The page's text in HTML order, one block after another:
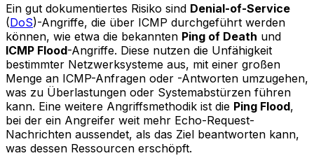
Ein gut dokumentiertes Risiko sind Denial-of-Service
(DoS)-Angriffe, die über ICMP durchgeführt werden
können, wie etwa die bekannten Ping of Death und
ICMP Flood-Angriffe. Diese nutzen die Unfähigkeit
bestimmter Netzwerksysteme aus, mit einer großen
Menge an ICMP-Anfragen oder -Antworten umzugehen,
was zu Überlastungen oder Systemabstürzen führen
kann. Eine weitere Angriffsmethodik ist die Ping Flood,
bei der ein Angreifer weit mehr Echo-Request-
Nachrichten aussendet, als das Ziel beantworten kann,
was dessen Ressourcen erschöpft.